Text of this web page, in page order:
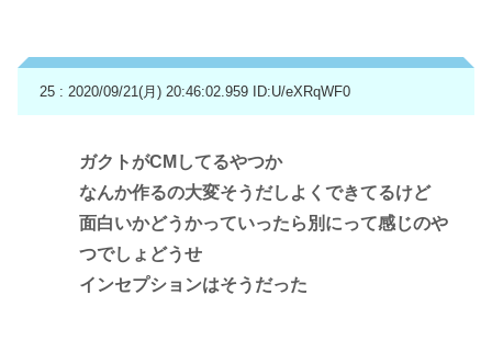
25 : 2020/09/21(月) 20:46:02.959 ID:U/eXRqWF0
ガクトがCMしてるやつか
なんか作るの大変そうだしよくできてるけど
面白いかどうかっていったら別にって感じのや
つでしょどうせ
インセプションはそうだった